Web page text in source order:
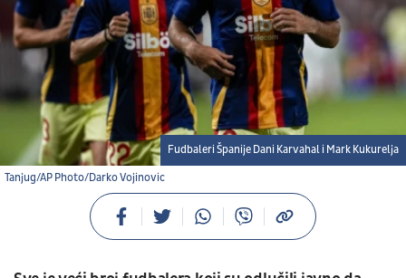
Tanjug/AP Photo/Darko Vojinovic
Fudbaleri Španije Dani Karvahal i Mark Kukurelja